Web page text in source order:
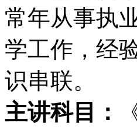
常年从事执
学工作，经
识串联。
主讲科目：